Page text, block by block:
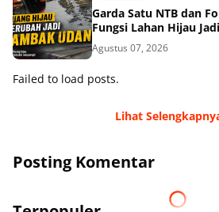
Garda Satu NTB dan
Fungsi Lahan Hijau
Agustus 07, 2026
Failed to load posts.
Lihat
Posting Komentar